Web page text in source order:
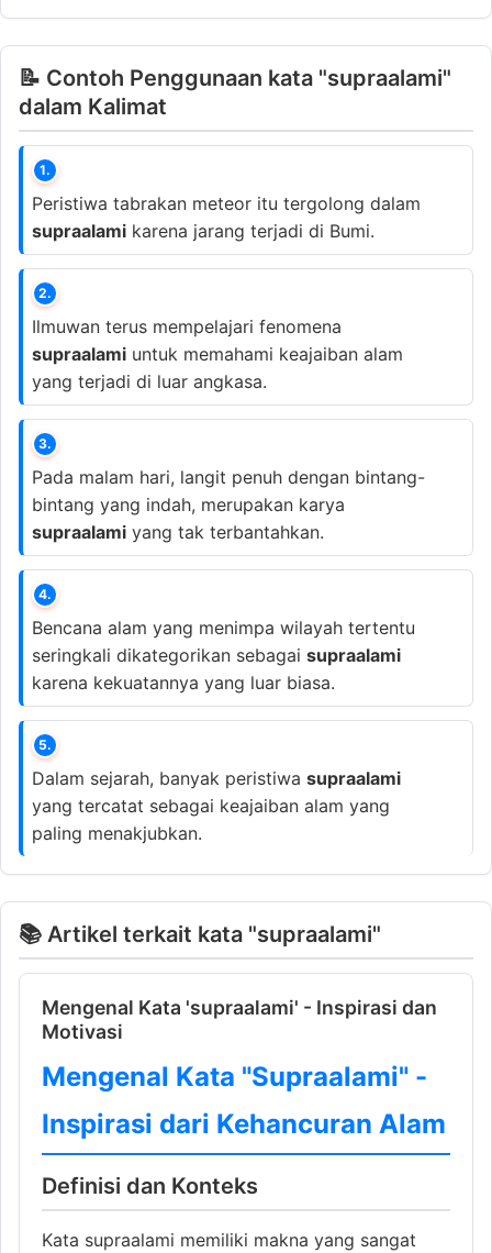
📝 Contoh Penggunaan kata "supraalami"
dalam Kalimat
1.
Peristiwa tabrakan meteor itu tergolong dalam
supraalami karena jarang terjadi di Bumi.
2.
Ilmuwan terus mempelajari fenomena
supraalami untuk memahami keajaiban alam
yang terjadi di luar angkasa.
3.
Pada malam hari, langit penuh dengan bintang-
bintang yang indah, merupakan karya
supraalami yang tak terbantahkan.
4.
Bencana alam yang menimpa wilayah tertentu
seringkali dikategorikan sebagai supraalami
karena kekuatannya yang luar biasa.
5.
Dalam sejarah, banyak peristiwa supraalami
yang tercatat sebagai keajaiban alam yang
paling menakjubkan.
📚 Artikel terkait kata "supraalami"
Mengenal Kata 'supraalami' - Inspirasi dan
Motivasi
Mengenal Kata "Supraalami" -
Inspirasi dari Kehancuran Alam
Definisi dan Konteks
Kata supraalami memiliki makna yang sangat